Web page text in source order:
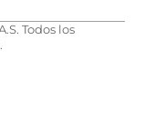
Todos los